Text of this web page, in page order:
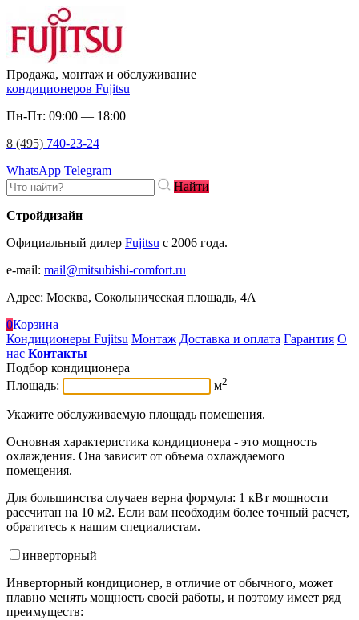
Продажа, монтаж и обслуживание
кондиционеров Fujitsu
Пн-Пт: 09:00 — 18:00
8 (495) 740-23-24
WhatsApp Telegram
Найти
Стройдизайн
Официальный дилер Fujitsu c 2006 года.
e-mail: mail@mitsubishi-comfort.ru
Адрес: Москва, Сокольническая площадь, 4А
0Корзина
Кондиционеры Fujitsu Монтаж Доставка и оплата Гарантия О
нас Контакты
Подбор кондиционера
Площадь:
м2
Укажите обслуживаемую площадь помещения.
Основная характеристика кондиционера - это мощность
охлаждения. Она зависит от объема охлаждаемого
помещения.
Для большинства случаев верна формула: 1 кВт мощности
рассчитан на 10 м2. Если вам необходим более точный расчет,
обратитесь к нашим специалистам.
инверторный
Инверторный кондиционер, в отличие от обычного, может
плавно менять мощность своей работы, и поэтому имеет ряд
преимуществ: